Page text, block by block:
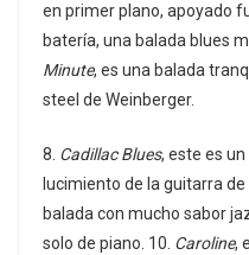
en primer plano, apoyado
batería, una balada blues
Minute, es una balada
steel de Weinberger.
8. Cadillac Blues, este es
lucimiento de la guitarra de
balada con mucho sabor
solo de piano. 10. Caroline,